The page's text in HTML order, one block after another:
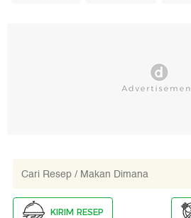
KIRIM RESEP